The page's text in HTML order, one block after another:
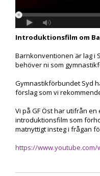
Introduktionsfilm om
Barnkonventionen är lag i
behöver ni som
Gymnastikförbundet Syd
förslag som vi
Vi på GF Öst har utifrån
introduktionsfilm som
matnyttigt insteg i frågan
https://www.youtube.com/